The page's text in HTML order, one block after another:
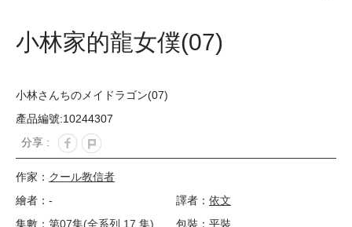
小林家的龍女僕(07)
小林さんちのメイドラゴン(07)
產品編號:10244307
分享 :
作家： クール教信者
繪者：-
譯者： 依文
集數： 第07集(全系列 17 集)
包裝：平裝